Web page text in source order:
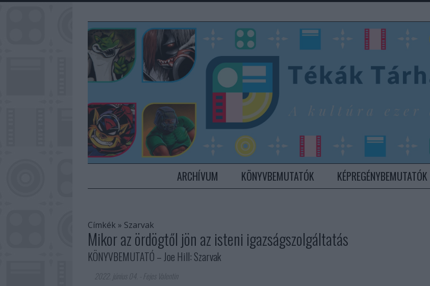
ARCHÍVUM KÖNYVBEMUTATÓK KÉPREGÉNYBEMUTATÓK
Címkék » Szarvak
Mikor az ördögtől jön az isteni igazságszolgáltatás
KÖNYVBEMUTATÓ – Joe Hill: Szarvak
2022. június 04.
Fejes Valentin